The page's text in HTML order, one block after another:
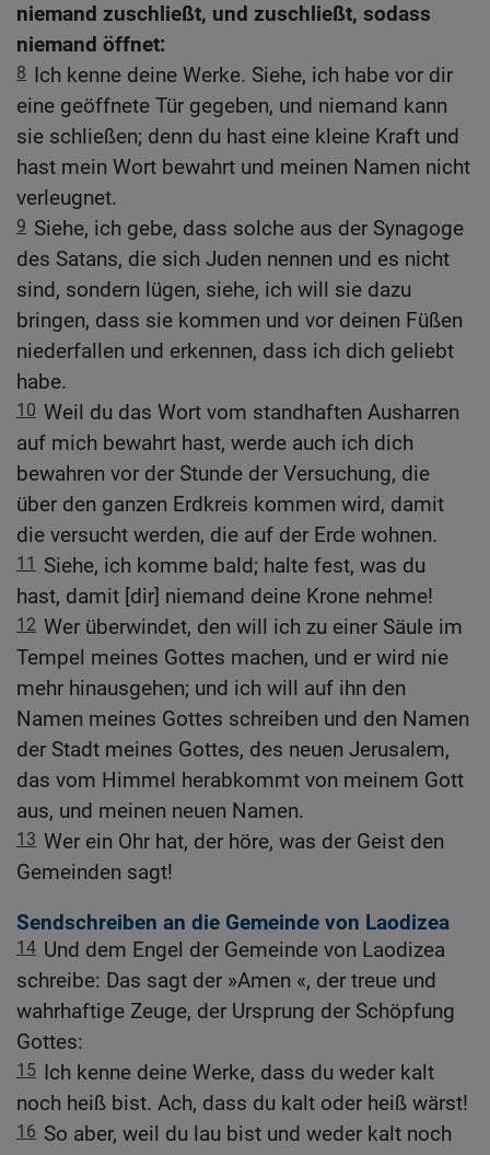
niemand zuschließt, und zuschließt, sodass
niemand öffnet:
8 Ich kenne deine Werke. Siehe, ich habe vor dir
eine geöffnete Tür gegeben, und niemand kann
sie schließen; denn du hast eine kleine Kraft und
hast mein Wort bewahrt und meinen Namen nicht
verleugnet.
9 Siehe, ich gebe, dass solche aus der Synagoge
des Satans, die sich Juden nennen und es nicht
sind, sondern lügen, siehe, ich will sie dazu
bringen, dass sie kommen und vor deinen Füßen
niederfallen und erkennen, dass ich dich geliebt
habe.
10 Weil du das Wort vom standhaften Ausharren
auf mich bewahrt hast, werde auch ich dich
bewahren vor der Stunde der Versuchung, die
über den ganzen Erdkreis kommen wird, damit
die versucht werden, die auf der Erde wohnen.
11
Siehe, ich komme bald; halte fest, was du
hast, damit [dir] niemand deine Krone nehme!
12 Wer überwindet, den will ich zu einer Säule im
Tempel meines Gottes machen, und er wird nie
mehr hinausgehen; und ich will auf ihn den
Namen meines Gottes schreiben und den Namen
der Stadt meines Gottes, des neuen Jerusalem,
das vom Himmel herabkommt von meinem Gott
aus, und meinen neuen Namen.
13 Wer ein Ohr hat, der höre, was der Geist den
Gemeinden sagt!
Sendschreiben an die Gemeinde von Laodizea
14 Und dem Engel der Gemeinde von Laodizea
schreibe: Das sagt der »Amen «, der treue und
wahrhaftige Zeuge, der Ursprung der Schöpfung
Gottes:
15 Ich kenne deine Werke, dass du weder kalt
noch heiß bist. Ach, dass du kalt oder heiß wärst!
16 So aber, weil du lau bist und weder kalt noch